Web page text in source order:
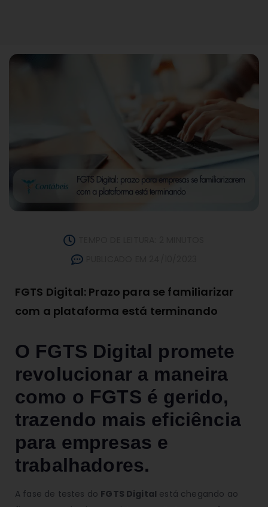
FGTS Digital: Prazo para se familiarizar
com a plataforma está terminando
O FGTS Digital promete
revolucionar a maneira
como o FGTS é gerido,
trazendo mais eficiência
para empresas e
trabalhadores.
A fase de testes do FGTS Digital está chegando ao